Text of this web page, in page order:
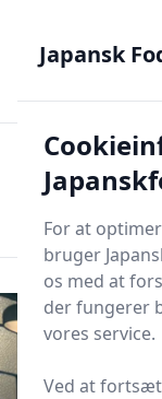
japanske talenter
Søg nu
Japansk
For at
bruger
os med at
der fungerer
vores service.
Ved at